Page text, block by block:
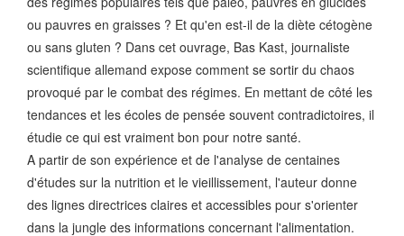
ou pauvres en graisses ? Et qu'en est-il de la diète cétogène
ou sans gluten ? Dans cet ouvrage, Bas Kast, journaliste
scientifique allemand expose comment se sortir du chaos
provoqué par le combat des régimes. En mettant de côté les
tendances et les écoles de pensée souvent contradictoires, il
étudie ce qui est vraiment bon pour notre santé.
A partir de son expérience et de l'analyse de centaines
d'études sur la nutrition et le vieillissement, l'auteur donne
des lignes directrices claires et accessibles pour s'orienter
dans la jungle des informations concernant l'alimentation.